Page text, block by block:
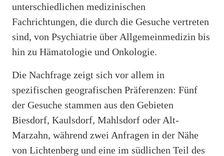
unterschiedlichen medizinischen
Fachrichtungen, die durch die Gesuche vertreten
sind, von Psychiatrie über Allgemeinmedizin bis
hin zu Hämatologie und Onkologie.
Die Nachfrage zeigt sich vor allem in
spezifischen geografischen Präferenzen: Fünf
der Gesuche stammen aus den Gebieten
Biesdorf, Kaulsdorf, Mahlsdorf oder Alt-
Marzahn, während zwei Anfragen in der Nähe
von Lichtenberg und eine im südlichen Teil des